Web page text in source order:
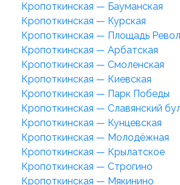
Кропоткинская — Бауманская
Кропоткинская — Курская
Кропоткинская — Площадь
Кропоткинская — Арбатская
Кропоткинская — Смоленская
Кропоткинская — Киевская
Кропоткинская — Парк Победы
Кропоткинская — Славянский
Кропоткинская — Кунцевская
Кропоткинская — Молодёжная
Кропоткинская — Крылатское
Кропоткинская — Строгино
Кропоткинская — Мякинино